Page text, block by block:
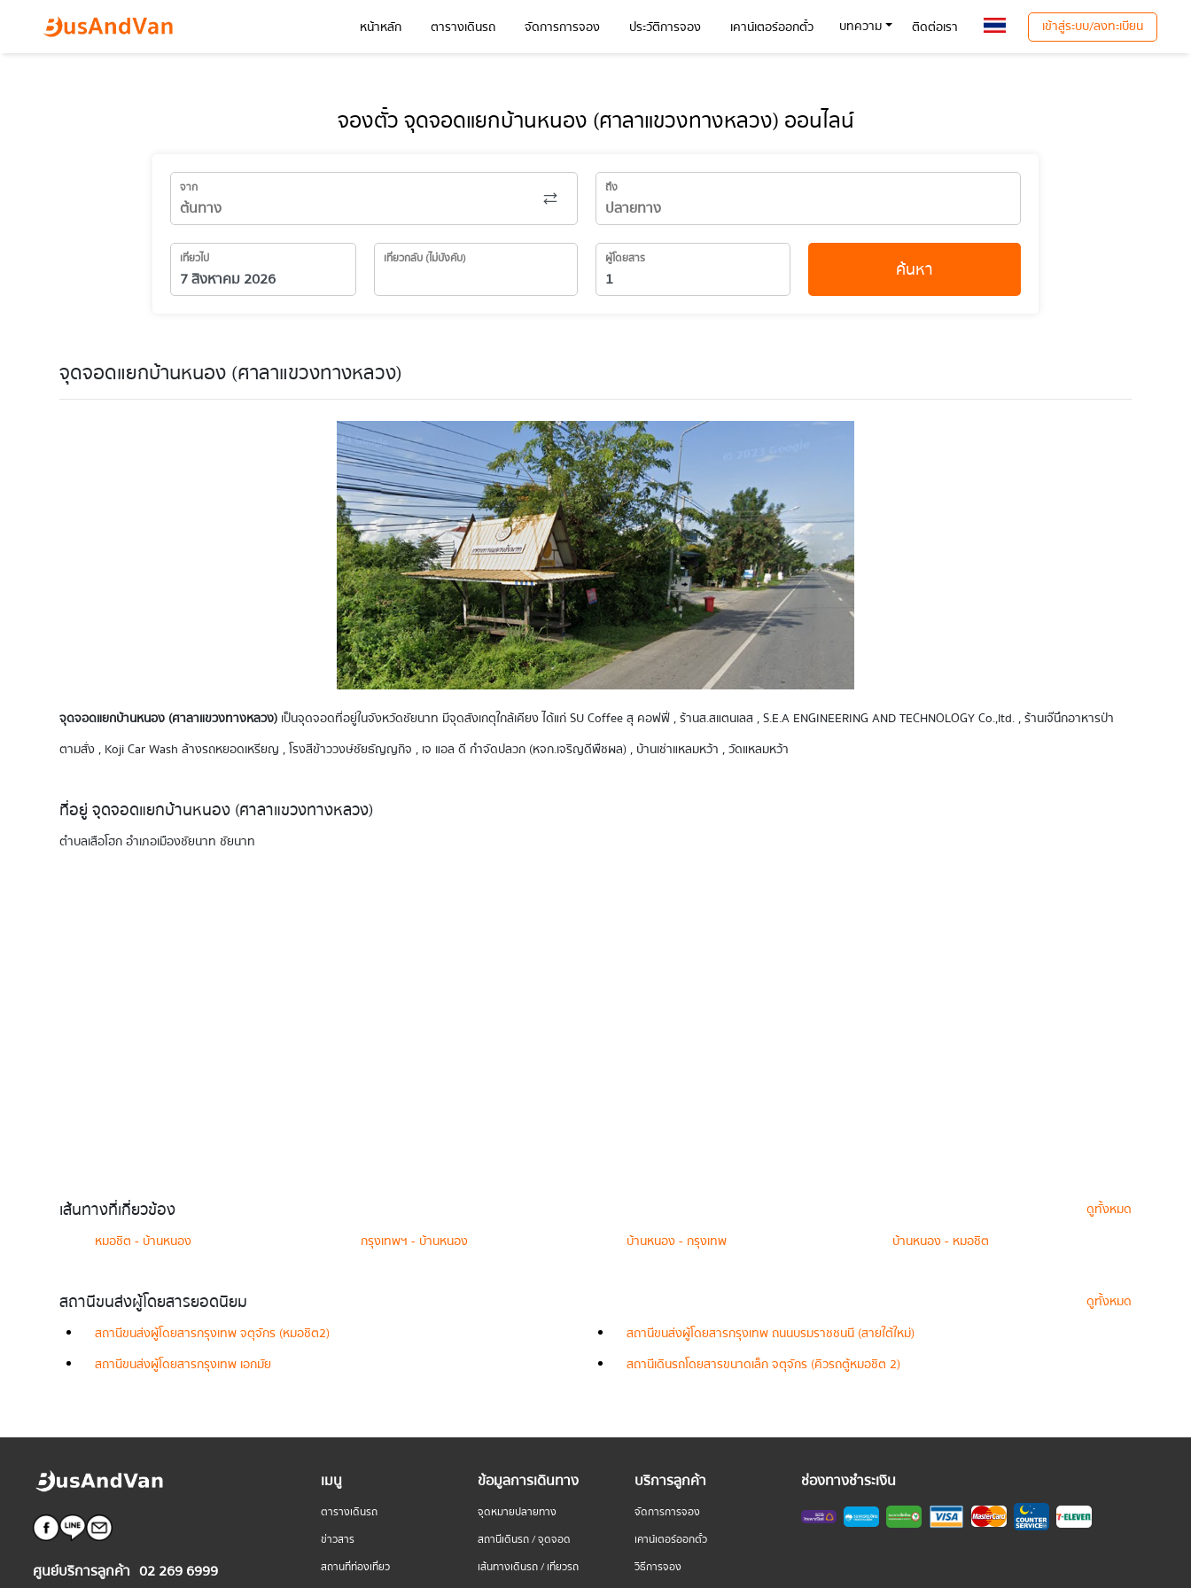
หน้าหลัก ตารางเดินรถ จัดการการจอง ประวัติการจอง เคาน์เตอร์ออกตั๋ว บทความ ติดต่อเรา เข้าสู่ระบบ/ลงทะเบียน
จองตั๋ว จุดจอดแยกบ้านหนอง (ศาลาแขวงทางหลวง) ออนไลน์
จาก ถึง
เที่ยวไป เที่ยวกลับ (ไม่บังคับ) ผู้โดยสาร ค้นหา
จุดจอดแยกบ้านหนอง (ศาลาแขวงทางหลวง)
จุดจอดแยกบ้านหนอง (ศาลาแขวงทางหลวง) เป็นจุดจอดที่อยู่ในจังหวัดชัยนาท มีจุดสังเกตุใกล้เคียง ได้แก่ SU Coffee สุ คอฟฟี่ , ร้านส.สแตนเลส , S.E.A ENGINEERING AND TECHNOLOGY Co.,ltd. , ร้านเจ๊นึกอาหารป่า
ตามสั่ง , Koji Car Wash ล้างรถหยอดเหรียญ , โรงสีข้าววงษ์ชัยธัญญกิจ , เจ แอล ดี กำจัดปลวก (หจก.เจริญดีพืชผล) , บ้านเช่าแหลมหว้า , วัดแหลมหว้า
ที่อยู่ จุดจอดแยกบ้านหนอง (ศาลาแขวงทางหลวง)
ตำบลเสือโฮก อำเภอเมืองชัยนาท ชัยนาท
เส้นทางที่เกี่ยวข้อง
ดูทั้งหมด
หมอชิต - บ้านหนอง
กรุงเทพฯ - บ้านหนอง บ้านหนอง - กรุงเทพ บ้านหนอง - หมอชิต
สถานีขนส่งผู้โดยสารยอดนิยม
ดูทั้งหมด
สถานีขนส่งผู้โดยสารกรุงเทพ จตุจักร (หมอชิต2)
สถานีขนส่งผู้โดยสารกรุงเทพ ถนนบรมราชชนนี (สายใต้ใหม่)
สถานีขนส่งผู้โดยสารกรุงเทพ เอกมัย
สถานีเดินรถโดยสารขนาดเล็ก จตุจักร (คิวรถตู้หมอชิต 2)
ศูนย์บริการลูกค้า 02 269 6999
เมนู
ตารางเดินรถ
ข่าวสาร
สถานที่ท่องเที่ยว
ข้อมูลการเดินทาง
จุดหมายปลายทาง
สถานีเดินรถ / จุดจอด
เส้นทางเดินรถ / เที่ยวรถ
บริการลูกค้า
จัดการการจอง
เคาน์เตอร์ออกตั๋ว
วิธีการจอง
ช่องทางชำระเงิน